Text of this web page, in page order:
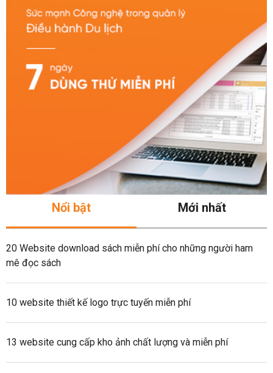
Nổi bật Mới nhất
20 Website download sách miễn phí cho những người ham
mê đọc sách
10 website thiết kế logo trực tuyến miễn phí
13 website cung cấp kho ảnh chất lượng và miễn phí